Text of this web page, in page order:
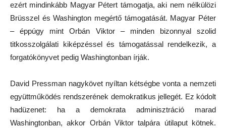
ezért mindinkább Magyar Pétert támogatja, aki nem nélkülözi
Brüsszel és Washington megértő támogatását. Magyar Péter
– éppúgy mint Orbán Viktor – minden bizonnyal szolid
titkosszolgálati kiképzéssel és támogatással rendelkezik, a
forgatókönyvet pedig Washingtonban írják.
David Pressman nagykövet nyíltan kétségbe vonta a nemzeti
együttműködés rendszerének demokratikus jellegét. Ez kódolt
hadüzenet: ha a demokrata adminisztráció marad
Washingtonban, akkor Orbán Viktor talpára útilaput kötnek.